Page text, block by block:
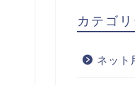
カテゴリ
ネット